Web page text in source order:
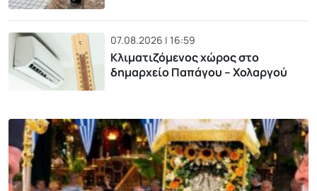
07.08.2026 | 16:59
Κλιματιζόμενος χώρος στο
δημαρχείο Παπάγου – Χολαργού